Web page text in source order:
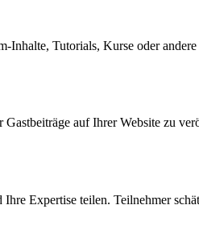
Tutorials, Kurse oder
auf Ihrer Website zu
Expertise teilen. Teilnehmer